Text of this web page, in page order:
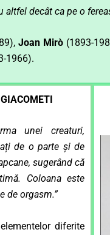
decât ca pe o
Joan Mirò (1893-
1966).
unei creaturi,
de o parte și de
sugerând că
Coloana este
de orgasm.”
diferite